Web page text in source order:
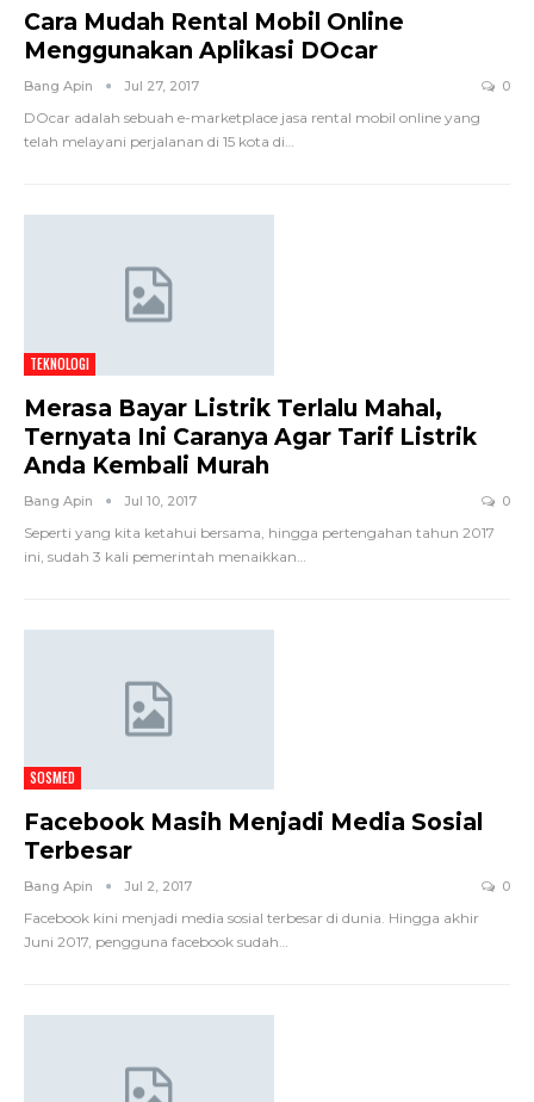
Cara Mudah Rental Mobil Online
Menggunakan Aplikasi DOcar
Bang Apin Jul 27, 2017 0
DOcar adalah sebuah e-marketplace jasa rental mobil online yang
telah melayani perjalanan di 15 kota di…
TEKNOLOGI
Merasa Bayar Listrik Terlalu Mahal,
Ternyata Ini Caranya Agar Tarif Listrik
Anda Kembali Murah
Bang Apin Jul 10, 2017 0
Seperti yang kita ketahui bersama, hingga pertengahan tahun 2017
ini, sudah 3 kali pemerintah menaikkan…
SOSMED
Facebook Masih Menjadi Media Sosial
Terbesar
Bang Apin Jul 2, 2017 0
Facebook kini menjadi media sosial terbesar di dunia. Hingga akhir
Juni 2017, pengguna facebook sudah…